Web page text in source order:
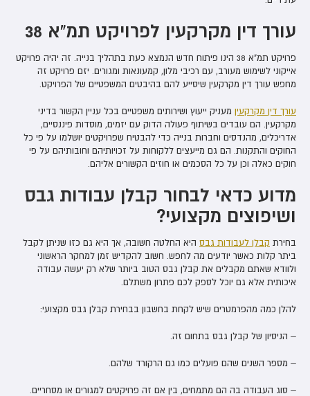
עורך דין מקרקעין לפרויקט תמ"א 38
פרויקט תמ"א 38 הינו פיתוח חדש הנמצא כעת בתהליך בנייה. זה יהיה פרויקט
אייקוני לשימוש מעורב, עם רכיבי מלון, קמעונאות ומגורים. יזם פרויקט זה
מחפש עורך דין מקרקעין שיסייע להם בהיבטים המשפטיים של הפרויקט.
עורך דין מקרקעין מעניק ייעוץ ושירותים משפטיים בכל עניין הקשור בדיני
מקרקעין. הם עובדים בשיתוף פעולה הדוק עם יזמים, מוסדות פיננסיים,
אדריכלים, מהנדסים וחברות בנייה כדי להבטיח שפרויקטים יושלמו על פי כל
החוקים והתקנות. הם גם מייעצים ללקוחות על זכויותיהם וחובותיהם על פי
חוקים כאלה וכן על כל הסכמים או חוזים הקשורים אליהם.
מדוע כדאי לבחור קבלן עבודות גבס
ושיפוצים מקצועי?
בחירת קבלן לעבודות גבס היא החלטה חשובה, אך היא גם כזו שניתן לקבל
ביתר קלות כאשר יודעים מה לחפש. חשוב להקדיש זמן למחקר הראשוני
ולוודא שאתם מקבלים את קבלן גבס הטוב ביותר שלא רק יעשה עבודה
איכותית אלא גם יוכל לספק לכם פתרון משתלם.
להלן כמה מהפרמטרים שיש לקחת בחשבון בבחירת קבלן גבס מקצועי:
– הניסיון של קבלן גבס בתחום זה.
– מספר השנים שהם פועלים כמו גם הרקורד שלהם.
– סוג העבודה בה הם מתמחים, בין אם זה פרויקטים למגורים או מסחריים.